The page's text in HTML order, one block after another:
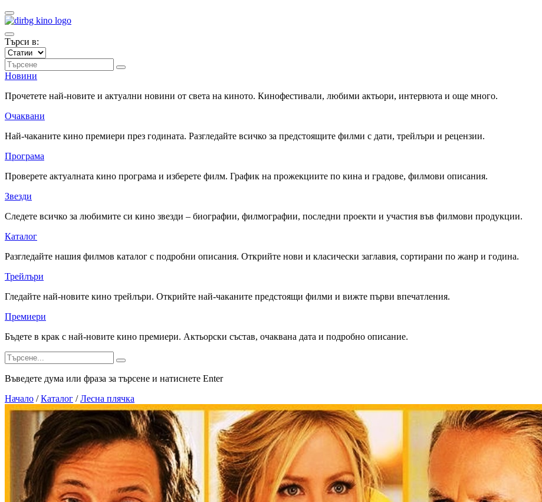
Търси в:
Новини
Прочетете най-новите и актуални новини от света на киното. Кинофестивали, любими актьори, интервюта и още много.
Очаквани
Най-чаканите кино премиери през годината. Разгледайте всичко за предстоящите филми с дати, трейлъри и рецензии.
Програма
Проверете актуалната кино програма и изберете филм. График на прожекциите по кина и градове, филмови описания.
Звезди
Следете всичко за любимите си кино звезди – биографии, филмографии, последни проекти и участия във филмови продукции.
Каталог
Разгледайте нашия филмов каталог с подробни описания. Открийте нови и класически заглавия, сортирани по жанр и година.
Трейлъри
Гледайте най-новите кино трейлъри. Открийте най-чаканите предстоящи филми и вижте първи впечатления.
Премиери
Бъдете в крак с най-новите кино премиери. Актьорски състав, очаквана дата и подробно описание.
Въведете дума или фраза за търсене и натиснете Enter
Начало / Каталог / Лесна плячка